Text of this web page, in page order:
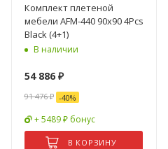
Комплект плетеной
мебели AFM-440 90x90 4Pcs
Black (4+1)
В наличии
54 886₽
91 476₽ -40%
+ 5489 ₽ бонус
В КОРЗИНУ